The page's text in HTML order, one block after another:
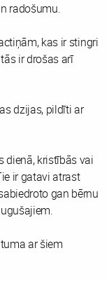
radošumu.
kas ir stingri
ir drošas arī
dzijas, pildīti ar
dienā, kristībās vai
ir gatavi atrast
gan bērnu
ar šiem